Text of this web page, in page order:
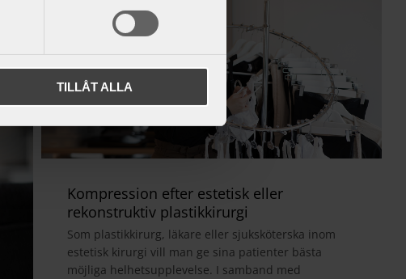
TILLÅT ALLA
Kompression efter estetisk eller
rekonstruktiv plastikkirurgi
Som plastikkirurg, läkare eller sjuksköterska inom
estetisk kirurgi vill man ge sina patienter bästa
möjliga helhetsupplevelse. I samband med